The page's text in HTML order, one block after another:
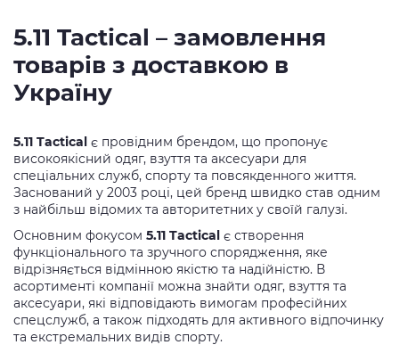
5.11 Tactical – замовлення
товарів з доставкою в
Україну
5.11 Tactical є провідним брендом, що пропонує
високоякісний одяг, взуття та аксесуари для
спеціальних служб, спорту та повсякденного життя.
Заснований у 2003 році, цей бренд швидко став одним
з найбільш відомих та авторитетних у своїй галузі.
Основним фокусом 5.11 Tactical є створення
функціонального та зручного спорядження, яке
відрізняється відмінною якістю та надійністю. В
асортименті компанії можна знайти одяг, взуття та
аксесуари, які відповідають вимогам професійних
спецслужб, а також підходять для активного відпочинку
та екстремальних видів спорту.